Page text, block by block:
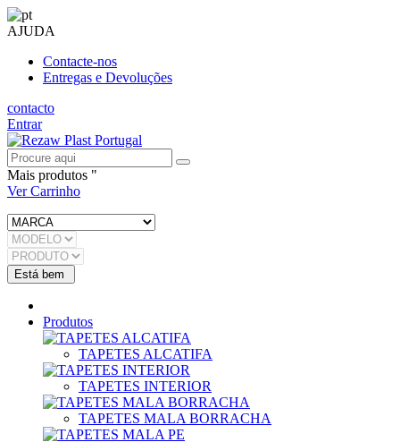
AJUDA
Contacte-nos
Entregas e Devoluções
contacto
Entrar
Mais produtos "
Ver Carrinho
Produtos
TAPETES ALCATIFA
TAPETES INTERIOR
TAPETES MALA BORRACHA